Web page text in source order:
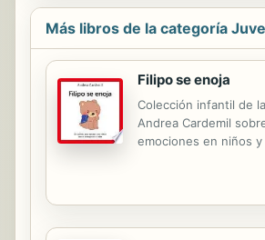
Más libros de la categoría
Filipo se enoja
Colección infantil de
Andrea Cardemil
emociones en niños y
todos los niños y
veces se enoja. A
un enojo chiquito
que demora en